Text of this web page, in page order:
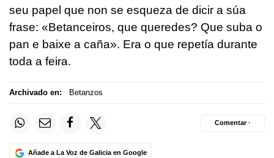
seu papel que non se esqueza de dicir a súa
frase: «Betanceiros, que queredes? Que suba o
pan e baixe a caña». Era o que repetía durante
toda a feira.
Archivado en: Betanzos
Añade a La Voz de Galicia en Google
Comentar ·